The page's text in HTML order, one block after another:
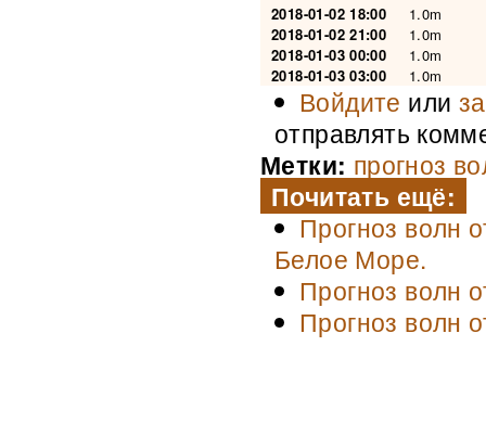
2018-01-02 18:00
2018-01-02 21:00
2018-01-03 00:00
2018-01-03 03:00
1.0m
1.0m
1.0m
1.0m
Войдите или
отправлять
Метки: прогноз
Почитать ещё:
Прогноз волн
Белое Море.
Прогноз волн
Прогноз волн